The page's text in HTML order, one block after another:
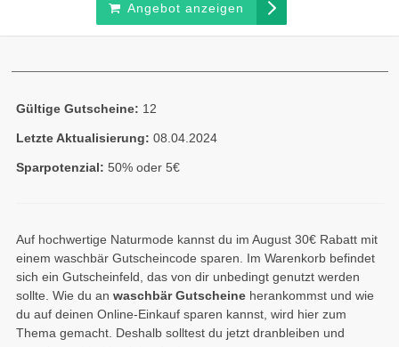
Angebot anzeigen
Gültige Gutscheine: 12
Letzte Aktualisierung: 08.04.2024
Sparpotenzial: 50% oder 5€
Auf hochwertige Naturmode kannst du im August 30€ Rabatt mit
einem waschbär Gutscheincode sparen. Im Warenkorb befindet
sich ein Gutscheinfeld, das von dir unbedingt genutzt werden
sollte. Wie du an waschbär Gutscheineherankommst und wie
du auf deinen Online-Einkauf sparen kannst, wird hier zum
Thema gemacht. Deshalb solltest du jetzt dranbleiben und